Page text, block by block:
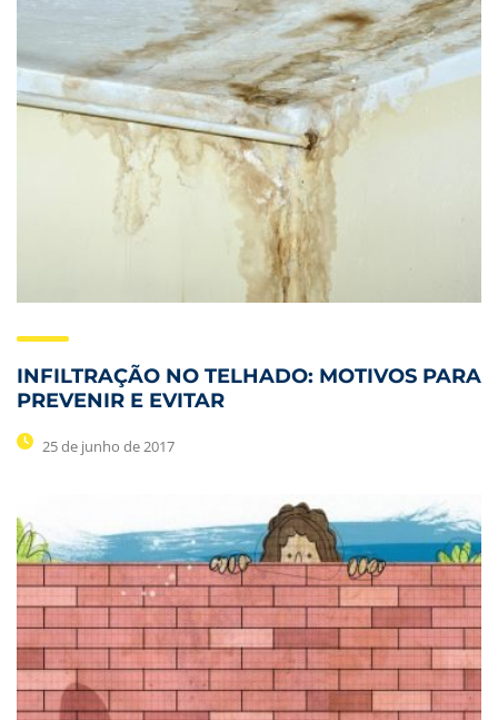
INFILTRAÇÃO NO TELHADO: MOTIVOS PARA
PREVENIR E EVITAR
25 de junho de 2017